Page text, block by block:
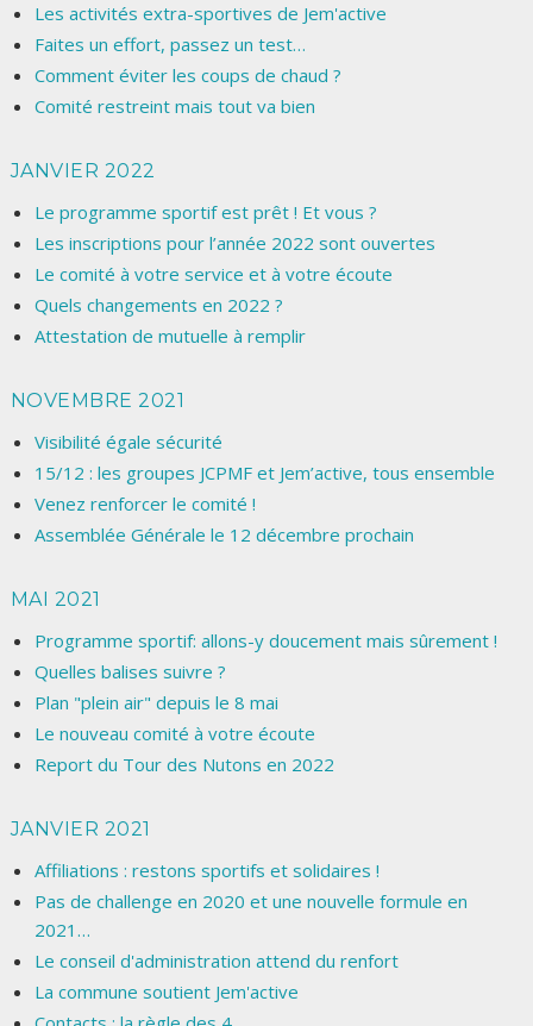
Les activités extra-sportives de Jem'active
Faites un effort, passez un test…
Comment éviter les coups de chaud ?
Comité restreint mais tout va bien
JANVIER 2022
Le programme sportif est prêt ! Et vous ?
Les inscriptions pour l’année 2022 sont ouvertes
Le comité à votre service et à votre écoute
Quels changements en 2022 ?
Attestation de mutuelle à remplir
NOVEMBRE 2021
Visibilité égale sécurité
15/12 : les groupes JCPMF et Jem’active, tous ensemble
Venez renforcer le comité !
Assemblée Générale le 12 décembre prochain
MAI 2021
Programme sportif: allons-y doucement mais sûrement !
Quelles balises suivre ?
Plan "plein air" depuis le 8 mai
Le nouveau comité à votre écoute
Report du Tour des Nutons en 2022
JANVIER 2021
Affiliations : restons sportifs et solidaires !
Pas de challenge en 2020 et une nouvelle formule en
2021…
Le conseil d'administration attend du renfort
La commune soutient Jem'active